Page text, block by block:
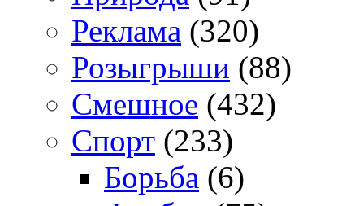
Реклама (320)
Розыгрыши (88)
Смешное (432)
Спорт (233)
Борьба (6)